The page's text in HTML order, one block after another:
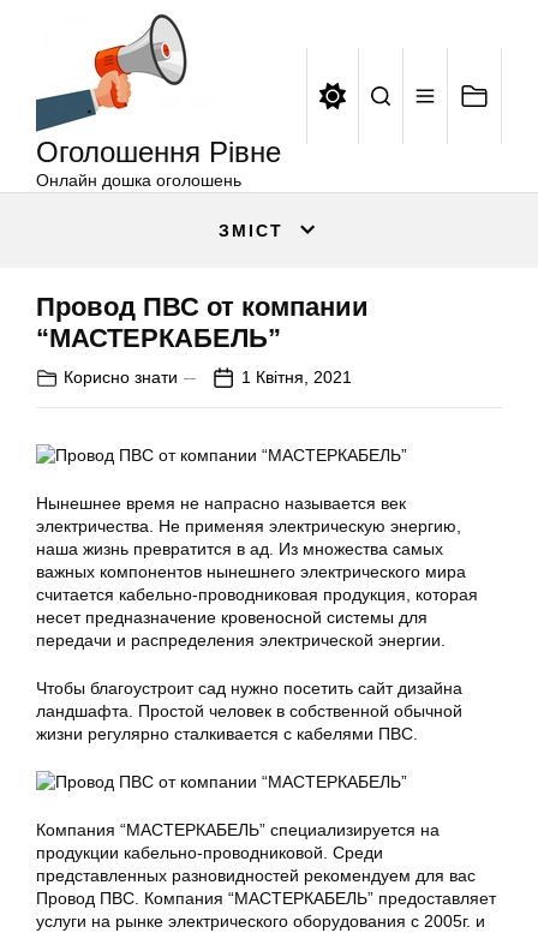
Оголошення Рівне
Онлайн дошка оголошень
ЗМІСТ
Провод ПВС от компании
“МАСТЕРКАБЕЛЬ”
Корисно знати 1 Квітня, 2021
Нынешнее время не напрасно называется век
электричества. Не применяя электрическую энергию,
наша жизнь превратится в ад. Из множества самых
важных компонентов нынешнего электрического мира
считается кабельно-проводниковая продукция, которая
несет предназначение кровеносной системы для
передачи и распределения электрической энергии.
Чтобы благоустроит сад нужно посетить сайт дизайна
ландшафта. Простой человек в собственной обычной
жизни регулярно сталкивается с кабелями ПВС.
Компания “МАСТЕРКАБЕЛЬ” специализируется на
продукции кабельно-проводниковой. Среди
представленных разновидностей рекомендуем для вас
Провод ПВС. Компания “МАСТЕРКАБЕЛЬ” предоставляет
услуги на рынке электрического оборудования с 2005г. и